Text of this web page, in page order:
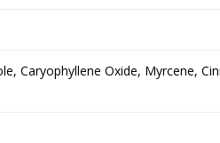
Caryophyllene Oxide, Myrcene,